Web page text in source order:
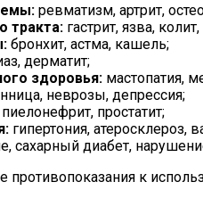
ревматизм, артрит,
тракта: гастрит, язва,
бронхит, астма, кашель;
дерматит;
здоровья: мастопатия,
неврозы, депрессия;
пиелонефрит, простатит;
гипертония, атеросклероз,
сахарный диабет,
к